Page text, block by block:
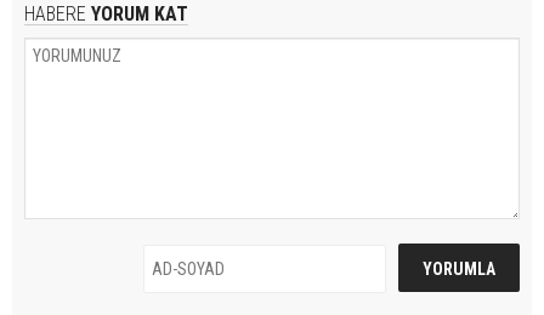
HABERE YORUM KAT